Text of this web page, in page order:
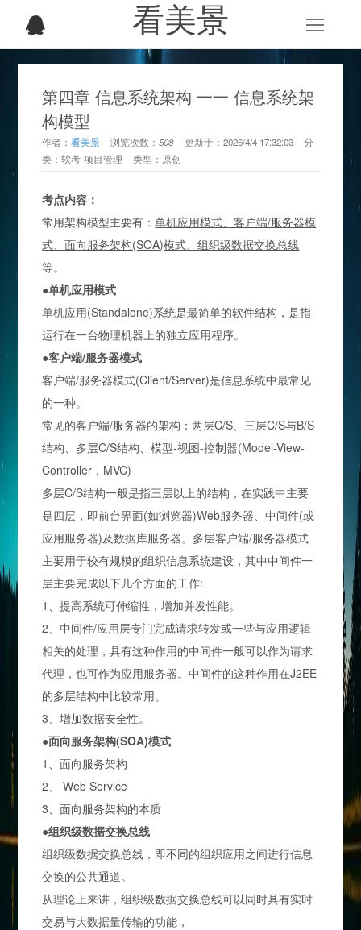
看美景
第四章 信息系统架构 一一 信息系统架
构模型
作者：看美景 浏览次数：508 更新于：2026/4/4 17:32:03
分
类：软考-项目管理 类型： 原创
考点内容：
常用架构模型主要有：单机应用模式、客户端/服务器模
式、面向服务架构(SOA)模式、组织级数据交换总线
等。
●单机应用模式
单机应用(Standalone)系统是最简单的软件结构，是指
运行在一台物理机器上的独立应用程序。
●客户端/服务器模式
客户端/服务器模式(Client/Server)是信息系统中最常见
的一种。
常见的客户端/服务器的架构：两层C/S、三层C/S与B/S
结构、多层C/S结构、模型-视图-控制器(Model-View-
Controller，MVC)
多层C/S结构一般是指三层以上的结构，在实践中主要
是四层，即前台界面(如浏览器)Web服务器、中间件(或
应用服务器)及数据库服务器。多层客户端/服务器模式
主要用于较有规模的组织信息系统建设，其中中间件一
层主要完成以下几个方面的工作:
1、提高系统可伸缩性，增加并发性能。
2、中间件/应用层专门完成请求转发或一些与应用逻辑
相关的处理，具有这种作用的中间件一般可以作为请求
代理，也可作为应用服务器。中间件的这种作用在J2EE
的多层结构中比较常用。
3、增加数据安全性。
●面向服务架构(SOA)模式
1、面向服务架构
2、 Web Service
3、面向服务架构的本质
●组织级数据交换总线
组织级数据交换总线，即不同的组织应用之间进行信息
交换的公共通道。
从理论上来讲，组织级数据交换总线可以同时具有实时
交易与大数据量传输的功能，